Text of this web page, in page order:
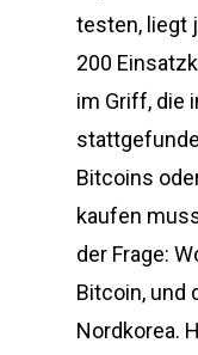
testen, liegt
200
im Griff, die
Bitcoins
kaufen
der Frage:
Bitcoin, und
Nordkorea.